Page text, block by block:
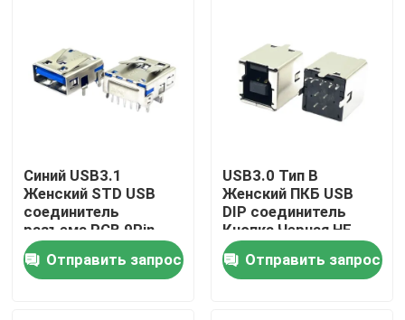
Дом
Синий USB3.1
Женский STD USB
соединитель
разъема PCB 9Pin
Отправить запрос
USB3.0 Тип B
Женский ПКБ USB
DIP соединитель
Кнопка Черная HF
180 градусов Форма
T
Отправить запрос